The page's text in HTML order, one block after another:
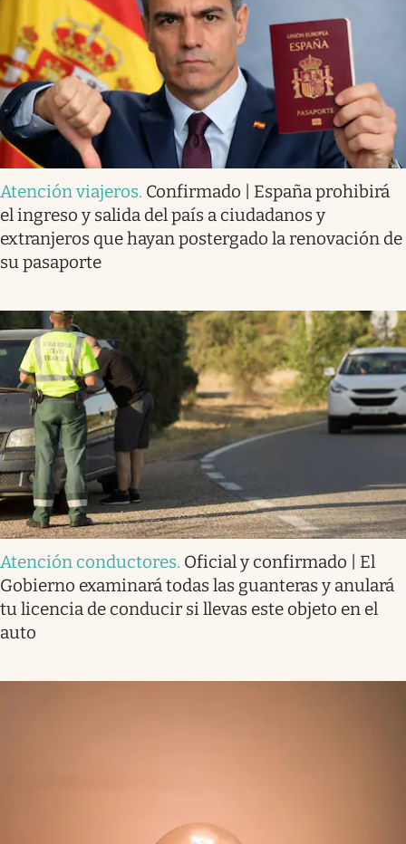
Atención viajeros. Confirmado | España prohibirá
el ingreso y salida del país a ciudadanos y
extranjeros que hayan postergado la renovación de
su pasaporte
Atención conductores. Oficial y confirmado | El
Gobierno examinará todas las guanteras y anulará
tu licencia de conducir si llevas este objeto en el
auto